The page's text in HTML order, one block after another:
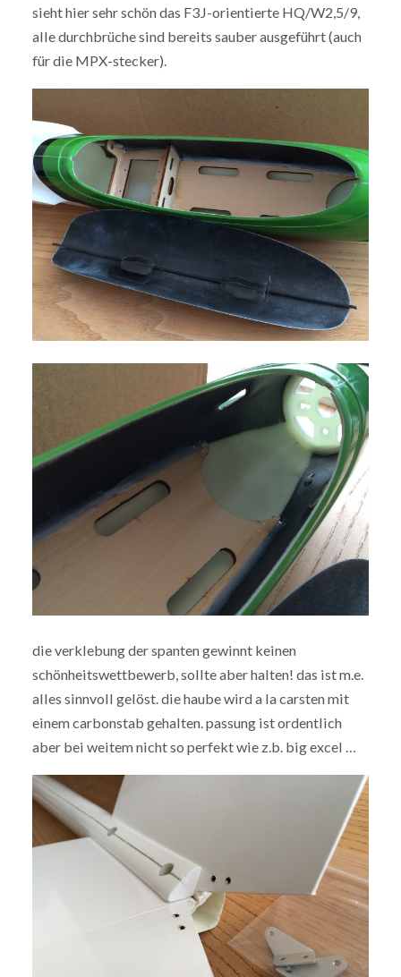
sieht hier sehr schön das F3J-orientierte HQ/W2,5/9,
alle durchbrüche sind bereits sauber ausgeführt (auch
für die MPX-stecker).
die verklebung der spanten gewinnt keinen
schönheitswettbewerb, sollte aber halten! das ist m.e.
alles sinnvoll gelöst. die haube wird a la carsten mit
einem carbonstab gehalten. passung ist ordentlich
aber bei weitem nicht so perfekt wie z.b. big excel …